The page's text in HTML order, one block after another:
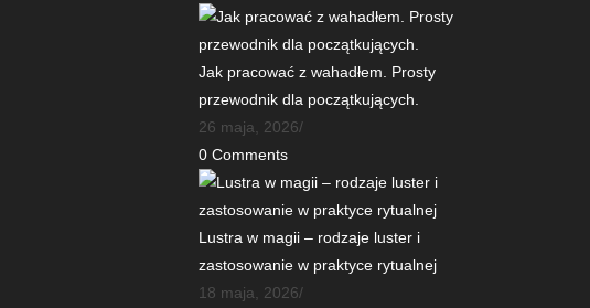
Jak pracować z wahadłem. Prosty
przewodnik dla początkujących.
26 maja, 2026/
0 Comments
Lustra w magii – rodzaje luster i
zastosowanie w praktyce rytualnej
18 maja, 2026/